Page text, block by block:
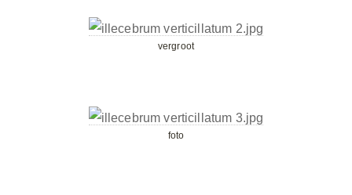
vergroot
foto